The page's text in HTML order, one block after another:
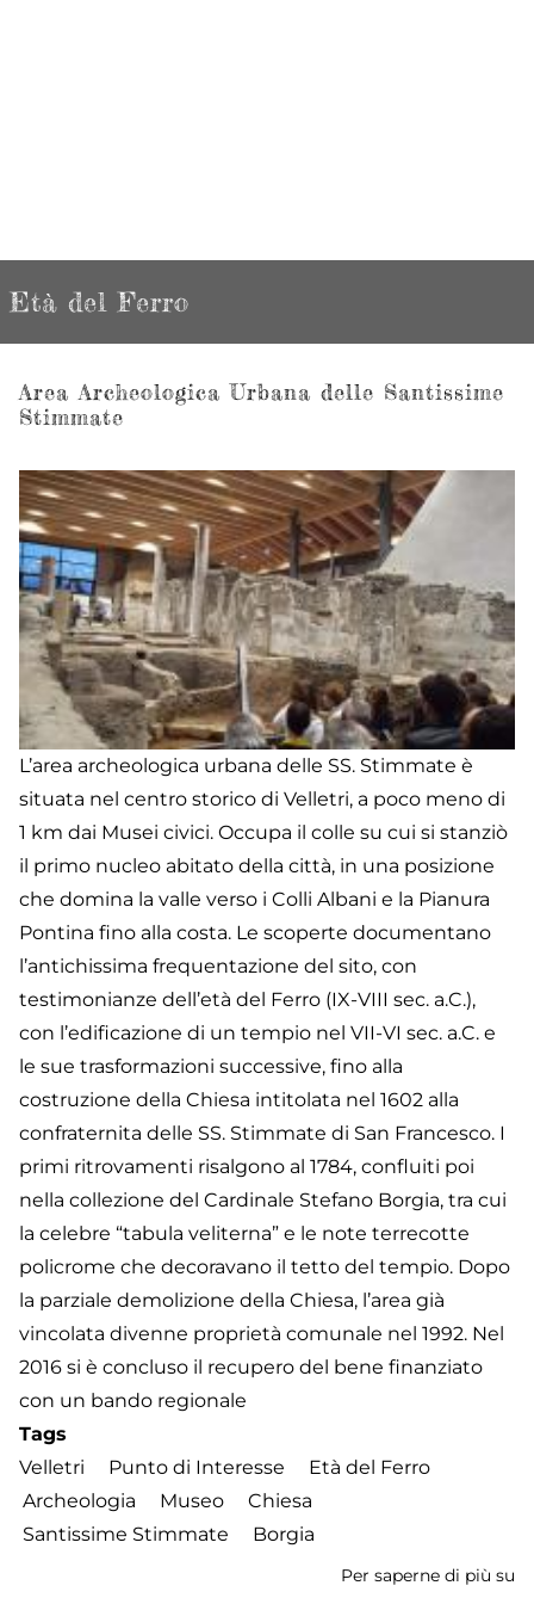
Età del Ferro
Area Archeologica Urbana delle Santissime
Stimmate
L’area archeologica urbana delle SS. Stimmate è
situata nel centro storico di Velletri, a poco meno di
1 km dai Musei civici. Occupa il colle su cui si stanziò
il primo nucleo abitato della città, in una posizione
che domina la valle verso i Colli Albani e la Pianura
Pontina fino alla costa. Le scoperte documentano
l’antichissima frequentazione del sito, con
testimonianze dell’età del Ferro (IX-VIII sec. a.C.),
con l’edificazione di un tempio nel VII-VI sec. a.C. e
le sue trasformazioni successive, fino alla
costruzione della Chiesa intitolata nel 1602 alla
confraternita delle SS. Stimmate di San Francesco. I
primi ritrovamenti risalgono al 1784, confluiti poi
nella collezione del Cardinale Stefano Borgia, tra cui
la celebre “tabula veliterna” e le note terrecotte
policrome che decoravano il tetto del tempio. Dopo
la parziale demolizione della Chiesa, l’area già
vincolata divenne proprietà comunale nel 1992. Nel
2016 si è concluso il recupero del bene finanziato
con un bando regionale
Tags
Velletri
Punto di Interesse
Età del Ferro
Archeologia
Museo
Chiesa
Santissime Stimmate
Borgia
Per saperne di più su